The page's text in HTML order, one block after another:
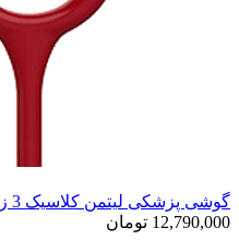
گوشی پزشکی لیتمن کلاسیک 3 زرشکی 5627
12,790,000 تومان